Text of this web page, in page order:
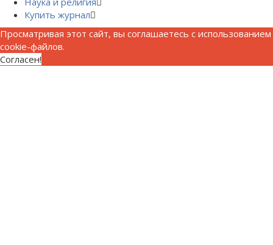
Купить журнал
Просматривая этот сайт, вы соглашаетесь с использованием
cookie-файлов.
Согласен!